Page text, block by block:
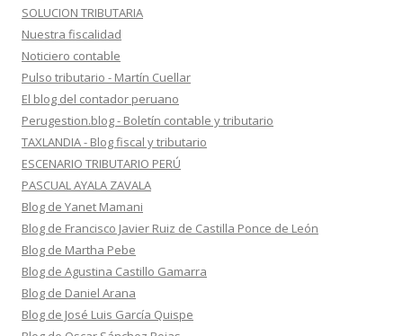
SOLUCION TRIBUTARIA
Nuestra fiscalidad
Noticiero contable
Pulso tributario - Martín Cuellar
El blog del contador peruano
Perugestion.blog - Boletín contable y tributario
TAXLANDIA - Blog fiscal y tributario
ESCENARIO TRIBUTARIO PERÚ
PASCUAL AYALA ZAVALA
Blog de Yanet Mamani
Blog de Francisco Javier Ruiz de Castilla Ponce de León
Blog de Martha Pebe
Blog de Agustina Castillo Gamarra
Blog de Daniel Arana
Blog de José Luis García Quispe